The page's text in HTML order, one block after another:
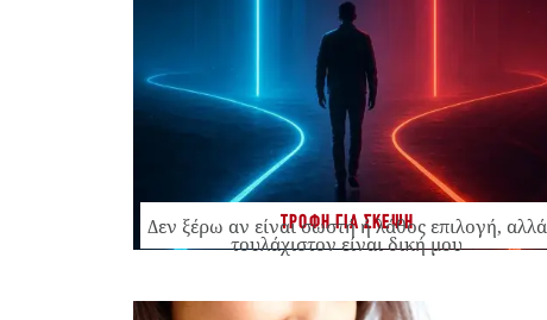
ΤΡΟΦΗ ΓΙΑ ΣΚΕΨΗ
Δεν ξέρω αν είναι σωστή ή λάθος επιλογή, αλλά
τουλάχιστον είναι δική μου